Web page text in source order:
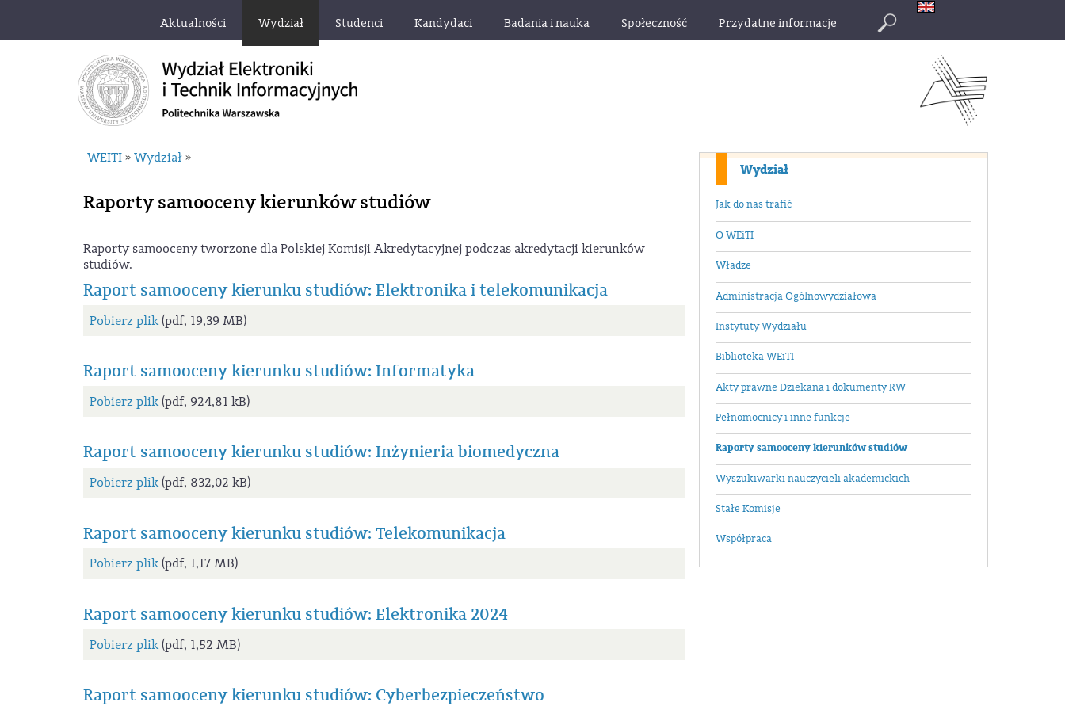
Aktualności Wydział Studenci Kandydaci Badania i nauka Społeczność Przydatne informacje
Wydział
Jak do nas trafić
O WEiTI
Władze
Administracja Ogólnowydziałowa
Instytuty Wydziału
Biblioteka WEiTI
Akty prawne Dziekana i dokumenty RW
Pełnomocnicy i inne funkcje
Raporty samooceny kierunków studiów
Wyszukiwarki nauczycieli akademickich
Stałe Komisje
Współpraca
WEITI » Wydział »
Raporty samooceny kierunków studiów
Raporty samooceny tworzone dla Polskiej Komisji Akredytacyjnej podczas akredytacji kierunków
studiów.
Raport samooceny kierunku studiów: Elektronika i telekomunikacja
Pobierz plik(pdf, 19,39 MB)
Raport samooceny kierunku studiów: Informatyka
Pobierz plik(pdf, 924,81 kB)
Raport samooceny kierunku studiów: Inżynieria biomedyczna
Pobierz plik(pdf, 832,02 kB)
Raport samooceny kierunku studiów: Telekomunikacja
Pobierz plik(pdf, 1,17 MB)
Raport samooceny kierunku studiów: Elektronika 2024
Pobierz plik(pdf, 1,52 MB)
Raport samooceny kierunku studiów: Cyberbezpieczeństwo